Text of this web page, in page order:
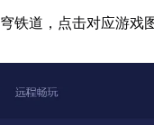
铁道，点击对应游戏